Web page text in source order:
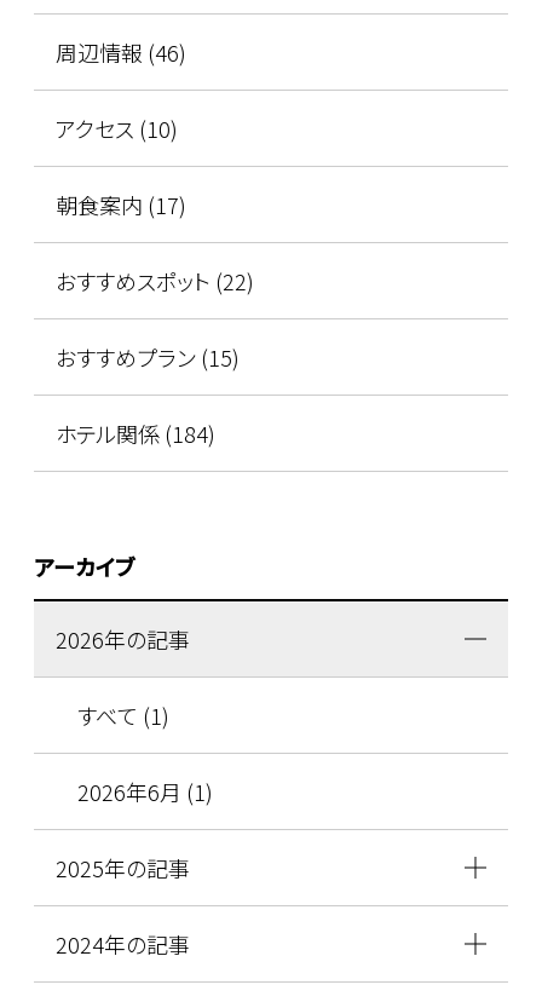
周辺情報 (46)
アクセス (10)
朝食案内 (17)
おすすめスポット (22)
おすすめプラン (15)
ホテル関係 (184)
アーカイブ
2026年の記事
すべて (1)
2026年6月 (1)
2025年の記事
2024年の記事